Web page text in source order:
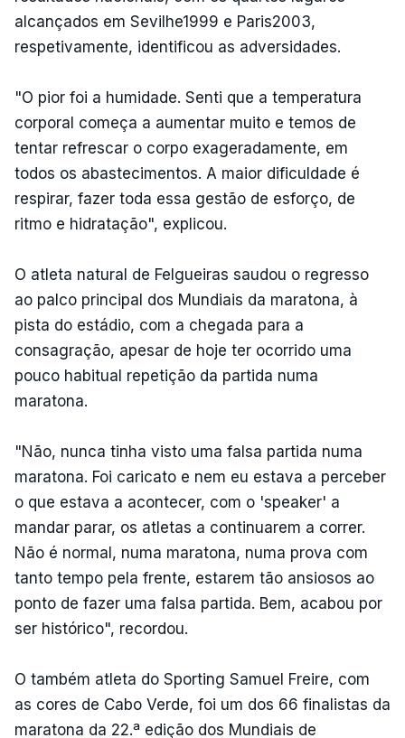
alcançados em Sevilhe1999 e Paris2003,
respetivamente, identificou as adversidades.
"O pior foi a humidade. Senti que a temperatura
corporal começa a aumentar muito e temos de
tentar refrescar o corpo exageradamente, em
todos os abastecimentos. A maior dificuldade é
respirar, fazer toda essa gestão de esforço, de
ritmo e hidratação", explicou.
O atleta natural de Felgueiras saudou o regresso
ao palco principal dos Mundiais da maratona, à
pista do estádio, com a chegada para a
consagração, apesar de hoje ter ocorrido uma
pouco habitual repetição da partida numa
maratona.
"Não, nunca tinha visto uma falsa partida numa
maratona. Foi caricato e nem eu estava a perceber
o que estava a acontecer, com o 'speaker' a
mandar parar, os atletas a continuarem a correr.
Não é normal, numa maratona, numa prova com
tanto tempo pela frente, estarem tão ansiosos ao
ponto de fazer uma falsa partida. Bem, acabou por
ser histórico", recordou.
O também atleta do Sporting Samuel Freire, com
as cores de Cabo Verde, foi um dos 66 finalistas da
maratona da 22.ª edição dos Mundiais de